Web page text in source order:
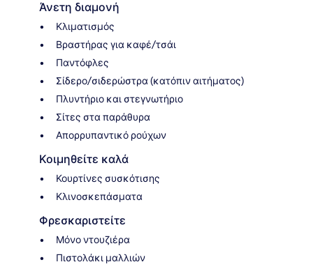
Άνετη διαμονή
Κλιματισμός
Βραστήρας για καφέ/τσάι
Παντόφλες
Σίδερο/σιδερώστρα (κατόπιν αιτήματος)
Πλυντήριο και στεγνωτήριο
Σίτες στα παράθυρα
Απορρυπαντικό ρούχων
Κοιμηθείτε καλά
Κουρτίνες συσκότισης
Κλινοσκεπάσματα
Φρεσκαριστείτε
Μόνο ντουζιέρα
Πιστολάκι μαλλιών